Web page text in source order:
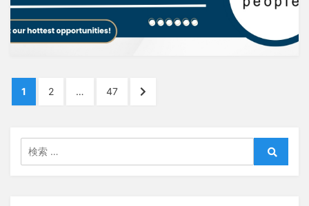
投
稿
ペ
ー
1
ペ
2 …
ペ
47
次
ー
へ
索:
検